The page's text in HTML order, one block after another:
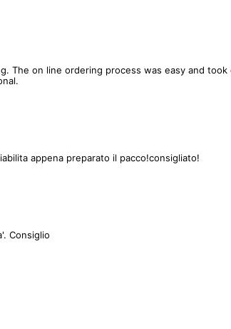
The on line ordering process was easy and
appena preparato il pacco!consigliato!
Consiglio